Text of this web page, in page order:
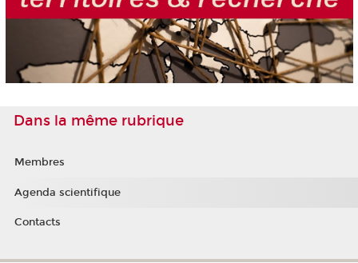
Dans la même rubrique
Membres
Agenda scientifique
Contacts